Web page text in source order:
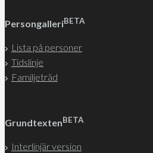
PersongalleriBETA
Lista på personer
Tidslinje
Familjeträd
GrundtextenBETA
Interlinjär version